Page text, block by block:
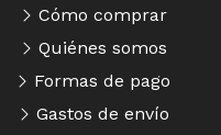
Cómo comprar
Quiénes somos
Formas de pago
Gastos de envío